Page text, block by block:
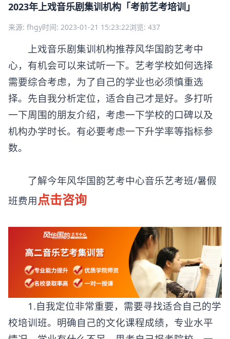
2023年上戏音乐剧集训机构「考前艺考培训」
来源: fhgy时间: 2023-01-21 15:23:22浏览: 437
上戏音乐剧集训机构推荐风华国韵艺考中
心，有机会可以来试听一下。艺考学校如何选择
需要综合考虑，为了自己的学业也必须慎重选
择。先自我分析定位，适合自己才是好。多打听
一下周围的朋友介绍，考虑一下学校的口碑以及
机构办学时长。有必要考虑一下升学率等指标参
数。
了解今年风华国韵艺考中心音乐艺考班/暑假
班费用点击咨询
1.自我定位非常重要，需要寻找适合自己的学
校培训班。明确自己的文化课程成绩，专业水平